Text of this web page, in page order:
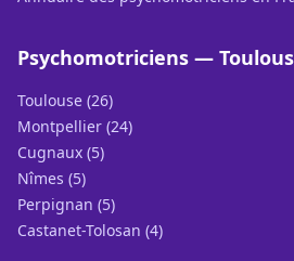
Psychomotriciens —
Toulouse (26)
Montpellier (24)
Cugnaux (5)
Nîmes (5)
Perpignan (5)
Castanet-Tolosan (4)